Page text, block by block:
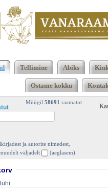
Autojuhi õpik, Valgus 1984 |
Tellimine Abiks
Ostame kokku
Müügil 58691 raamatut
ja autorite nimedest,
väljadelt
(aeglasem).